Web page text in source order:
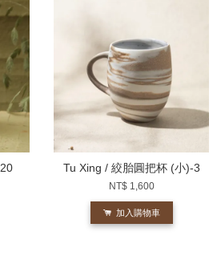
Tu Xing / 絞胎圓把杯 (小)-3
NT$ 1,600
加入購物車